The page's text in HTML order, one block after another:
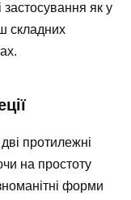
застосування як у
складних
протилежні
на простоту
форми